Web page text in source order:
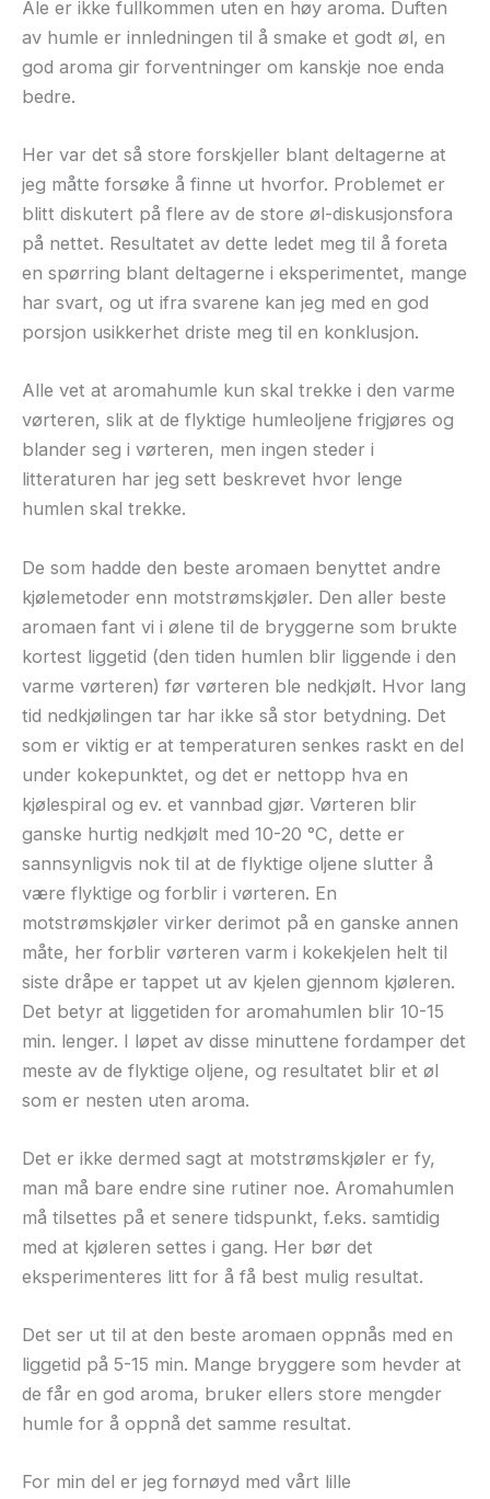
Ale er ikke fullkommen uten en høy aroma. Duften
av humle er innledningen til å smake et godt øl, en
god aroma gir forventninger om kanskje noe enda
bedre.
Her var det så store forskjeller blant deltagerne at
jeg måtte forsøke å finne ut hvorfor. Problemet er
blitt diskutert på flere av de store øl-diskusjonsfora
på nettet. Resultatet av dette ledet meg til å foreta
en spørring blant deltagerne i eksperimentet, mange
har svart, og ut ifra svarene kan jeg med en god
porsjon usikkerhet driste meg til en konklusjon.
Alle vet at aromahumle kun skal trekke i den varme
vørteren, slik at de flyktige humleoljene frigjøres og
blander seg i vørteren, men ingen steder i
litteraturen har jeg sett beskrevet hvor lenge
humlen skal trekke.
De som hadde den beste aromaen benyttet andre
kjølemetoder enn motstrømskjøler. Den aller beste
aromaen fant vi i ølene til de bryggerne som brukte
kortest liggetid (den tiden humlen blir liggende i den
varme vørteren) før vørteren ble nedkjølt. Hvor lang
tid nedkjølingen tar har ikke så stor betydning. Det
som er viktig er at temperaturen senkes raskt en del
under kokepunktet, og det er nettopp hva en
kjølespiral og ev. et vannbad gjør. Vørteren blir
ganske hurtig nedkjølt med 10-20 °C, dette er
sannsynligvis nok til at de flyktige oljene slutter å
være flyktige og forblir i vørteren. En
motstrømskjøler virker derimot på en ganske annen
måte, her forblir vørteren varm i kokekjelen helt til
siste dråpe er tappet ut av kjelen gjennom kjøleren.
Det betyr at liggetiden for aromahumlen blir 10-15
min. lenger. I løpet av disse minuttene fordamper det
meste av de flyktige oljene, og resultatet blir et øl
som er nesten uten aroma.
Det er ikke dermed sagt at motstrømskjøler er fy,
man må bare endre sine rutiner noe. Aromahumlen
må tilsettes på et senere tidspunkt, f.eks. samtidig
med at kjøleren settes i gang. Her bør det
eksperimenteres litt for å få best mulig resultat.
Det ser ut til at den beste aromaen oppnås med en
liggetid på 5-15 min. Mange bryggere som hevder at
de får en god aroma, bruker ellers store mengder
humle for å oppnå det samme resultat.
For min del er jeg fornøyd med vårt lille